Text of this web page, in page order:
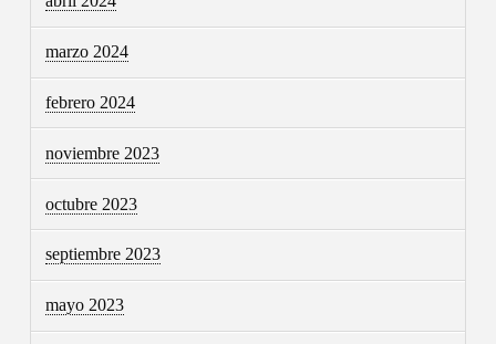
marzo 2024
febrero 2024
noviembre 2023
octubre 2023
septiembre 2023
mayo 2023